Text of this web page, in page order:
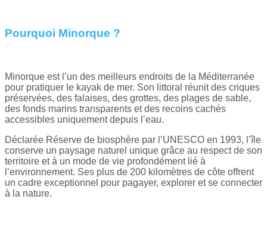
Pourquoi Minorque ?
Minorque est l’un des meilleurs endroits de la Méditerranée
pour pratiquer le kayak de mer. Son littoral réunit des criques
préservées, des falaises, des grottes, des plages de sable,
des fonds marins transparents et des recoins cachés
accessibles uniquement depuis l’eau.
Déclarée Réserve de biosphère par l’UNESCO en 1993, l’île
conserve un paysage naturel unique grâce au respect de son
territoire et à un mode de vie profondément lié à
l’environnement. Ses plus de 200 kilomètres de côte offrent
un cadre exceptionnel pour pagayer, explorer et se connecter
à la nature.